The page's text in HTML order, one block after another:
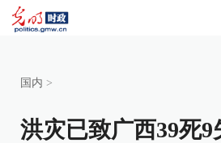
国内 >
洪灾已致广西39死9